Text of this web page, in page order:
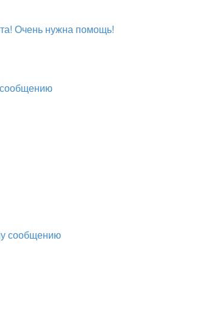
Очень нужна помощь!
сообщению